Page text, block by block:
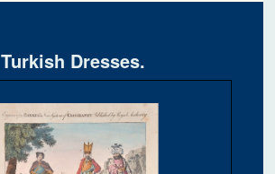
Turkish Dresses.